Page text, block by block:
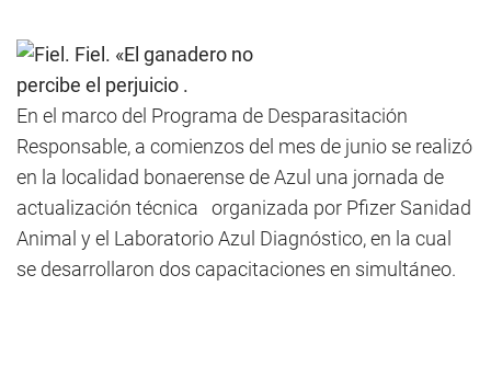
Fiel. «El ganadero no
percibe el perjuicio .
En el marco del Programa de Desparasitación
Responsable, a comienzos del mes de junio se realizó
en la localidad bonaerense de Azul una jornada de
actualización técnica organizada por Pfizer Sanidad
Animal y el Laboratorio Azul Diagnóstico, en la cual
se desarrollaron dos capacitaciones en simultáneo.